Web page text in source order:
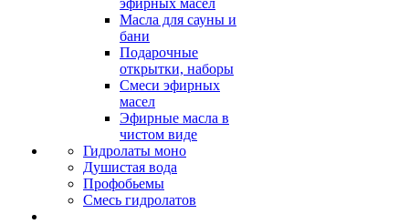
эфирных масел
Масла для сауны и
бани
Подарочные
открытки, наборы
Смеси эфирных
масел
Эфирные масла в
чистом виде
Гидролаты моно
Душистая вода
Профобьемы
Смесь гидролатов